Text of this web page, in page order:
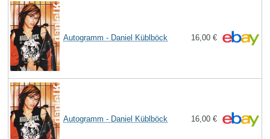
Autogramm - Daniel Küblböck 16,00 €
Autogramm - Daniel Küblböck 16,00 €